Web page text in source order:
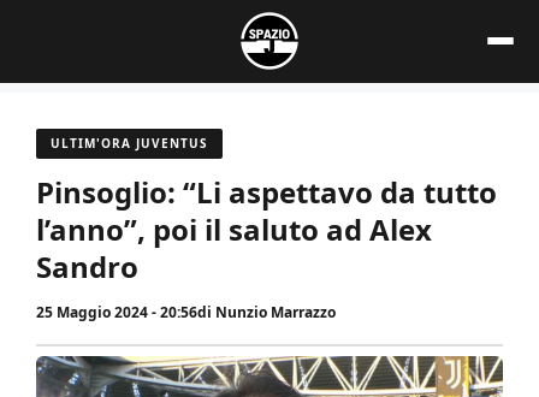
contenuto
ULTIM'ORA JUVENTUS
Pinsoglio: “Li aspettavo da tutto
l’anno”, poi il saluto ad Alex
Sandro
25 Maggio 2024 - 20:56di Nunzio Marrazzo